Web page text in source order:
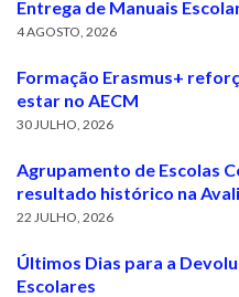
Entrega de Manuais
4 AGOSTO, 2026
Formação Erasmus+
estar no AECM
30 JULHO, 2026
Agrupamento de Escolas
resultado histórico na
22 JULHO, 2026
Últimos Dias para a
Escolares